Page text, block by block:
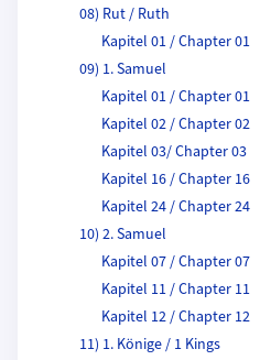
08) Rut / Ruth
Kapitel 01 / Chapter 01
09) 1. Samuel
Kapitel 01 / Chapter 01
Kapitel 02 / Chapter 02
Kapitel 03/ Chapter 03
Kapitel 16 / Chapter 16
Kapitel 24 / Chapter 24
10) 2. Samuel
Kapitel 07 / Chapter 07
Kapitel 11 / Chapter 11
Kapitel 12 / Chapter 12
11) 1. Könige / 1 Kings